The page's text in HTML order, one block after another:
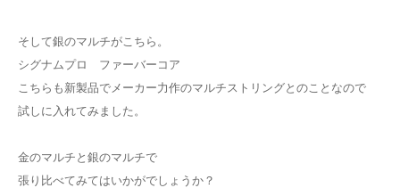
そして銀のマルチがこちら。
シグナムプロ ファーバーコア
こちらも新製品でメーカー力作のマルチストリングとのことなので
試しに入れてみました。
金のマルチと銀のマルチで
張り比べてみてはいかがでしょうか？